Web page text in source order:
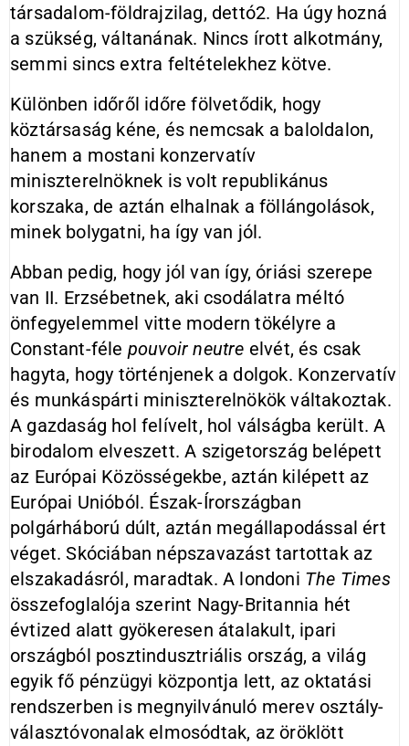
társadalom-földrajzilag, dettó2. Ha úgy hozná
a szükség, váltanának. Nincs írott alkotmány,
semmi sincs extra feltételekhez kötve.
Különben időről időre fölvetődik, hogy
köztársaság kéne, és nemcsak a baloldalon,
hanem a mostani konzervatív
miniszterelnöknek is volt republikánus
korszaka, de aztán elhalnak a föllángolások,
minek bolygatni, ha így van jól.
Abban pedig, hogy jól van így, óriási szerepe
van II. Erzsébetnek, aki csodálatra méltó
önfegyelemmel vitte modern tökélyre a
Constant-féle pou­voir neutre elvét, és csak
hagyta, hogy történjenek a dolgok. Konzervatív
és munkáspárti miniszterelnökök váltakoztak.
A gazdaság hol felívelt, hol válságba került. A
birodalom elveszett. A szigetország belépett
az Európai Közösségekbe, aztán kilépett az
Európai Unióból. Észak-Írországban
polgárháború dúlt, aztán megállapodással ért
véget. Skóciában népszavazást tartottak az
elszakadásról, maradtak. A londoni The Times
összefoglalója szerint Nagy-Britannia hét
évtized alatt gyökeresen átalakult, ipari
országból posztindusztriális ország, a világ
egyik fő pénzügyi központja lett, az oktatási
rendszerben is megnyilvánuló merev osztály-
választóvonalak elmosódtak, az öröklött